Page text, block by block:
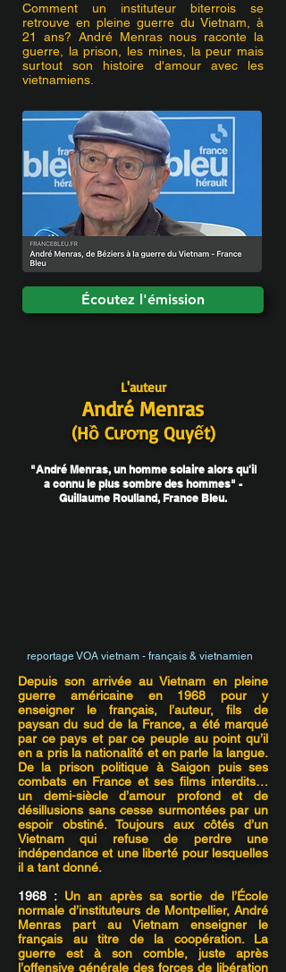
Comment un instituteur biterrois se
retrouve en pleine guerre du Vietnam, à
21 ans? André Menras nous raconte la
guerre, la prison, les mines, la peur mais
surtout son histoire d'amour avec les
vietnamiens.
Écoutez l'émission
L'auteur
André Menras
(Hồ Cương Quyết)
"André Menras, un homme solaire alors qu'il
a connu le plus sombre des hommes" -
Guillaume Roulland, France Bleu.
reportage VOA vietnam - français & vietnamien
Depuis son arrivée au Vietnam en pleine
guerre américaine en 1968 pour y
enseigner le français, l’auteur, fils de
paysan du sud de la France, a été marqué
par ce pays et par ce peuple au point qu’il
en a pris la nationalité et en parle la langue.
De la prison politique à Saigon puis ses
combats en France et ses films interdits…
un demi-siècle d’amour profond et de
désillusions sans cesse surmontées par un
espoir obstiné. Toujours aux côtés d’un
Vietnam qui refuse de perdre une
indépendance et une liberté pour lesquelles
il a tant donné.
1968 :Un an après sa sortie de l’École
normale d’instituteurs de Montpellier, André
Menras part au Vietnam enseigner le
français au titre de la coopération. La
guerre est à son comble, juste après
l’offensive générale des forces de libération